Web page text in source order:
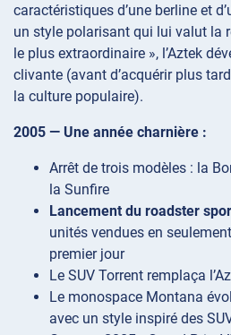
caractéristiques d’une berline et
un style polarisant qui lui valut la
le plus extraordinaire », l’Aztek
clivante (avant d’acquérir plus
la culture populaire).
2005 — Une année charnière :
Arrêt de trois modèles : la
la Sunfire
Lancement du roadster
unités vendues en
premier jour
Le SUV Torrent remplaça
Le monospace Montana
avec un style inspiré des